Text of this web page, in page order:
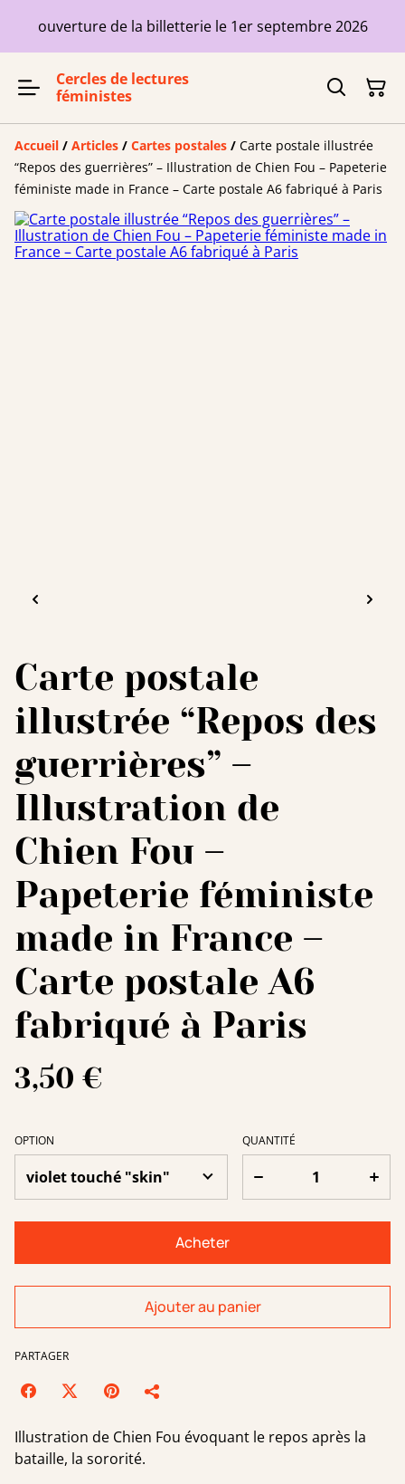
ouverture de la billetterie le 1er septembre 2026
Cercles de lectures
féministes
Accueil / Articles / Cartes postales / Carte postale illustrée
“Repos des guerrières” – Illustration de Chien Fou – Papeterie
féministe made in France – Carte postale A6 fabriqué à Paris
Carte postale
illustrée “Repos des
guerrières” –
Illustration de
Chien Fou –
Papeterie féministe
made in France –
Carte postale A6
fabriqué à Paris
3,50 €
OPTION QUANTITÉ
Acheter
Ajouter au panier
PARTAGER
Illustration de Chien Fou évoquant le repos après la
bataille, la sororité.